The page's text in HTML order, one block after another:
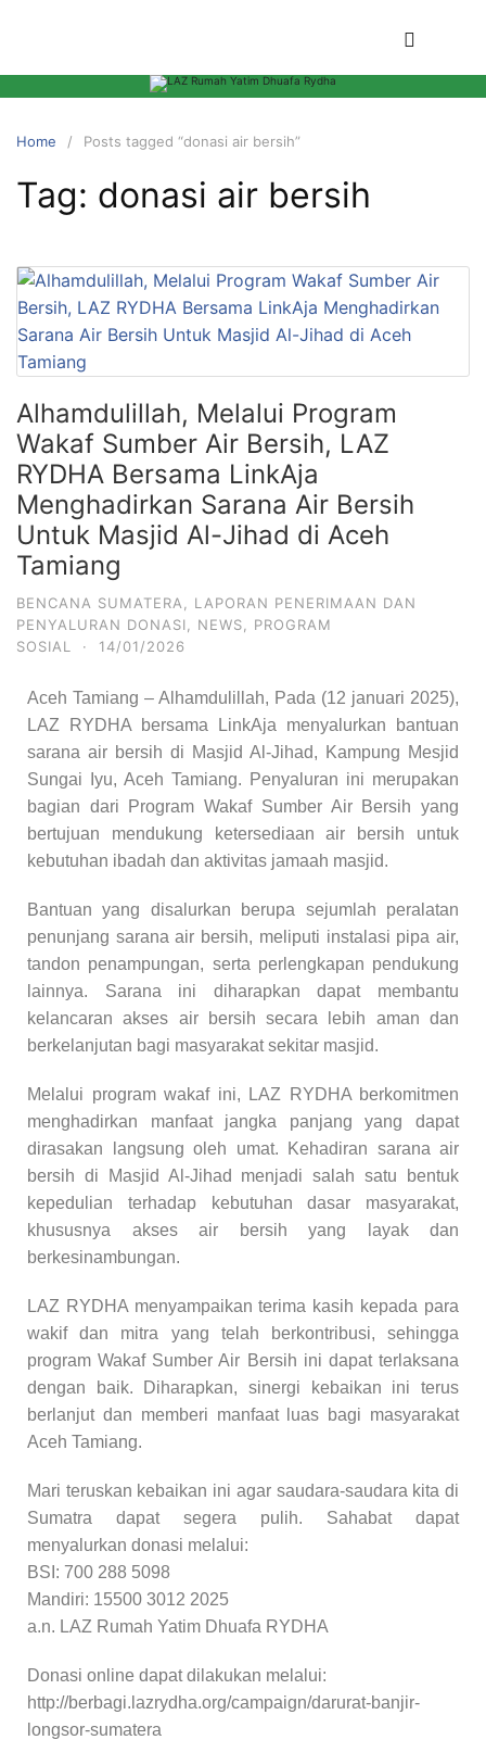
Home Posts tagged “donasi air bersih”
Tag: donasi air bersih
Alhamdulillah, Melalui Program
Wakaf Sumber Air Bersih, LAZ
RYDHA Bersama LinkAja
Menghadirkan Sarana Air Bersih
Untuk Masjid Al-Jihad di Aceh
Tamiang
BENCANA SUMATERA
LAPORAN PENERIMAAN DAN
PENYALURAN DONASI
NEWS
PROGRAM
SOSIAL
· 14/01/2026
Aceh Tamiang – Alhamdulillah, Pada (12 januari 2025),
LAZ RYDHA bersama LinkAja menyalurkan bantuan
sarana air bersih di Masjid Al-Jihad, Kampung Mesjid
Sungai Iyu, Aceh Tamiang. Penyaluran ini merupakan
bagian dari Program Wakaf Sumber Air Bersih yang
bertujuan mendukung ketersediaan air bersih untuk
kebutuhan ibadah dan aktivitas jamaah masjid.
Bantuan yang disalurkan berupa sejumlah peralatan
penunjang sarana air bersih, meliputi instalasi pipa air,
tandon penampungan, serta perlengkapan pendukung
lainnya. Sarana ini diharapkan dapat membantu
kelancaran akses air bersih secara lebih aman dan
berkelanjutan bagi masyarakat sekitar masjid.
Melalui program wakaf ini, LAZ RYDHA berkomitmen
menghadirkan manfaat jangka panjang yang dapat
dirasakan langsung oleh umat. Kehadiran sarana air
bersih di Masjid Al-Jihad menjadi salah satu bentuk
kepedulian terhadap kebutuhan dasar masyarakat,
khususnya akses air bersih yang layak dan
berkesinambungan.
LAZ RYDHA menyampaikan terima kasih kepada para
wakif dan mitra yang telah berkontribusi, sehingga
program Wakaf Sumber Air Bersih ini dapat terlaksana
dengan baik. Diharapkan, sinergi kebaikan ini terus
berlanjut dan memberi manfaat luas bagi masyarakat
Aceh Tamiang.
Mari teruskan kebaikan ini agar saudara-saudara kita di
Sumatra dapat segera pulih. Sahabat dapat
menyalurkan donasi melalui:
BSI: 700 288 5098
Mandiri: 15500 3012 2025
a.n. LAZ Rumah Yatim Dhuafa RYDHA
Donasi online dapat dilakukan melalui:
http://berbagi.lazrydha.org/campaign/darurat-banjir-
longsor-sumatera